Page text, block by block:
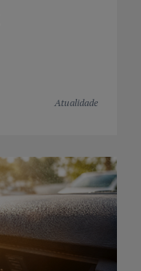
Atualidade